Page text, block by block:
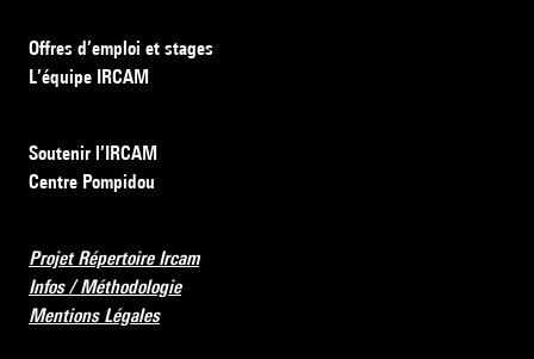
Offres d’emploi et stages
L’équipe IRCAM
Soutenir l’IRCAM
Centre Pompidou
Projet Répertoire Ircam
Infos / Méthodologie
Mentions Légales